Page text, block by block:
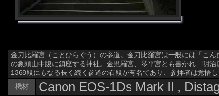
金刀比羅宮（ことひらぐう）の参道。金刀比羅宮は一般には「こ
の象頭山中腹に鎮座する神社。金毘羅宮、琴平宮とも書かれ、明
1368段にもなる長く続く参道の石段が有名であり、参拝者は覚悟
機材
Canon EOS-1Ds Mark II ,